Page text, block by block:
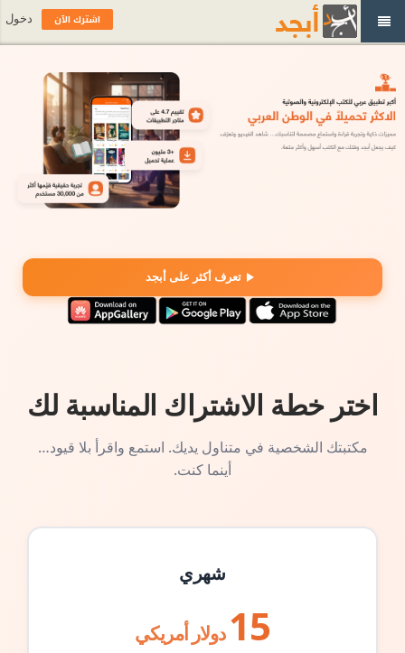
تعرف أكثر على أبجد
اختر خطة الاشتراك المناسبة لك
مكتبتك الشخصية في متناول يديك. استمع واقرأ بلا قيود…
أينما كنت.
شهري
15 دولار أمريكي
اشترك الآن دخول